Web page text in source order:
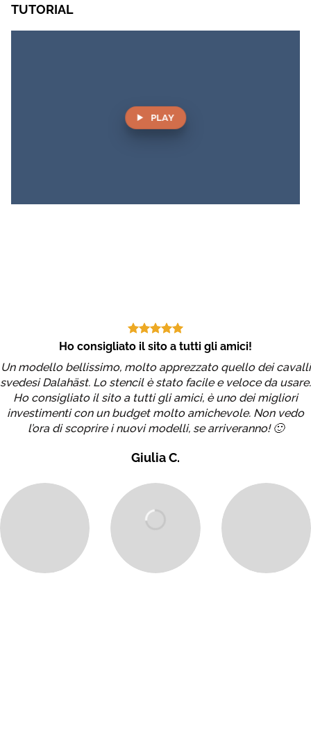
TUTORIAL
PLAY
Ho consigliato il sito a tutti gli amici!
Un modello bellissimo, molto apprezzato quello dei cavalli
svedesi Dalahäst. Lo stencil è stato facile e veloce da usare.
Ho consigliato il sito a tutti gli amici, è uno dei migliori
investimenti con un budget molto amichevole. Non vedo
l’ora di scoprire i nuovi modelli, se arriveranno! 🙂
Giulia C.